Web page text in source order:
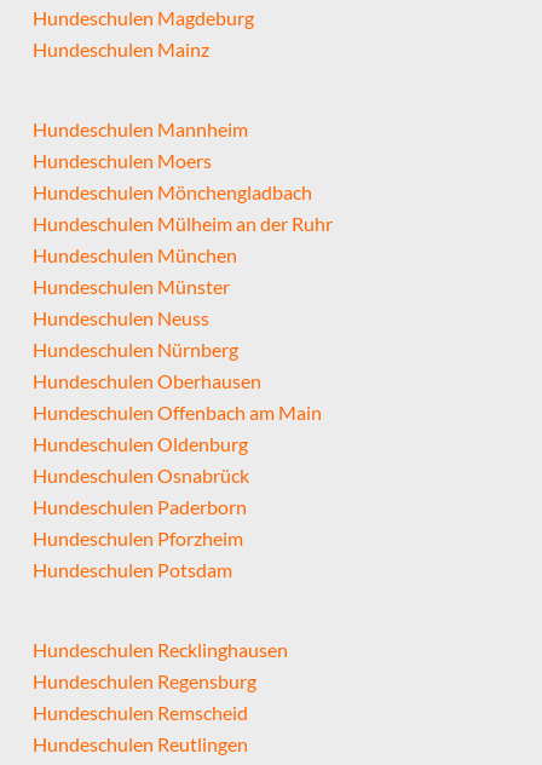
Hundeschulen Magdeburg
Hundeschulen Mainz
Hundeschulen Mannheim
Hundeschulen Moers
Hundeschulen Mönchengladbach
Hundeschulen Mülheim an der Ruhr
Hundeschulen München
Hundeschulen Münster
Hundeschulen Neuss
Hundeschulen Nürnberg
Hundeschulen Oberhausen
Hundeschulen Offenbach am Main
Hundeschulen Oldenburg
Hundeschulen Osnabrück
Hundeschulen Paderborn
Hundeschulen Pforzheim
Hundeschulen Potsdam
Hundeschulen Recklinghausen
Hundeschulen Regensburg
Hundeschulen Remscheid
Hundeschulen Reutlingen